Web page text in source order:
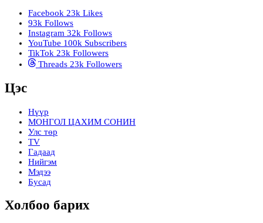
Facebook 23k Likes
93k Follows
Instagram 32k Follows
YouTube 100k Subscribers
TikTok 23k Followers
Threads 23k Followers
Цэс
Нүүр
МОНГОЛ ЦАХИМ СОНИН
Улс төр
TV
Гадаад
Нийгэм
Мэдээ
Бусад
Холбоо барих